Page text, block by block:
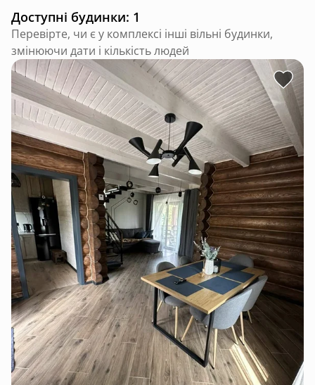
Це двоповерховий зруб, зведений із екологічних
матеріалів, розрахований на 2–5 осіб. У
розпорядженні гостей:
• дві спальні з двоспальними ліжками;
• зручний розкладний диван;
• сучасна кухня з усім необхідним;
• простора обідня зона з великим столом;
• затишна вітальня для спільного дозвілля;
• комфортні санвузли на кожному поверсі.
Дві тераси відкривають захопливі краєвиди на
карпатський ліс. На подвір’ї — мангал із запасом
дров. Для маленьких гостей є батут та гойдалка-
кокон.
Що подивитися поблизу
• Культура та архітектура: церква св. Миколая у
самій Козьовій, палац Гредлів (19 км, м. Сколе),
могила князя Святослава (19 км, м. Сколе).
• Природа: водоспад Кам’янка (8 км), озеро
Журавлине (10–15 км, на території нацпарку), гора
Парашка (15–20 км, маршрути зі Сколе) — ідеальні
для прогулянок та трекінгу.
Доступні будинки: 1
Перевірте, чи є у комплексі інші вільні будинки,
змінюючи дати і кількість людей